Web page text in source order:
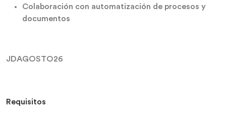
Colaboración con automatización de procesos y
documentos
JDAGOSTO26
Requisitos